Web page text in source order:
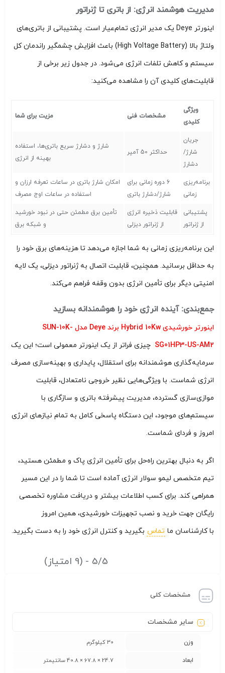
مدیریت هوشمند انرژی: از باتری تا ژنراتور
اینورتر Deye یک مدیر انرژی تمام‌عیار است. پشتیبانی از باتری‌های
ولتاژ بالا (High Voltage Battery) باعث افزایش چشمگیر راندمان کل
سیستم و کاهش تلفات انرژی می‌شود. در جدول زیر برخی از
قابلیت‌های کلیدی آن را مشاهده می‌کنید:
ویژگی
کلیدی
مشخصات فنی مزیت برای شما
جریان
شارژ/
دشارژ
حداکثر 50 آمپر
شارژ و دشارژ سریع باتری‌ها، استفاده
بهینه از انرژی
برنامه‌ریزی
زمانی
6 دوره زمانی برای
شارژ/دشارژ باتری
امکان شارژ باتری در ساعات تعرفه ارزان و
استفاده در ساعات اوج مصرف
پشتیبانی
از ژنراتور
قابلیت ذخیره انرژی
از ژنراتور دیزلی
تأمین برق مطمئن حتی در نبود خورشید
و شبکه برق
این برنامه‌ریزی زمانی به شما اجازه می‌دهد تا هزینه‌های برق خود را
به حداقل برسانید. همچنین، قابلیت اتصال به ژنراتور دیزلی، یک لایه
امنیتی دیگر برای تأمین انرژی بدون وقفه فراهم می‌کند.
جمع‌بندی: آینده انرژی خود را هوشمندانه بسازید
اینورتر خورشیدی Hybrid 10Kw برند Deye مدل SUN-10K-
SG01HP3-US-AM2 چیزی فراتر از یک اینورتر معمولی است؛ این یک
سرمایه‌گذاری هوشمندانه برای استقلال، پایداری و بهینه‌سازی مصرف
انرژی شماست. با ویژگی‌هایی نظیر خروجی نامتعادل، قابلیت
موازی‌سازی گسترده، مدیریت پیشرفته باتری و سازگاری با
سیستم‌های موجود، این دستگاه پاسخی کامل به تمام نیازهای انرژی
امروز و فردای شماست.
اگر به دنبال بهترین راه‌حل برای تأمین انرژی پاک و مطمئن هستید،
تیم متخصص لیمو سولار انرژی آماده است تا شما را در این مسیر
همراهی کند. برای کسب اطلاعات بیشتر و دریافت مشاوره تخصصی
رایگان جهت خرید و نصب تجهیزات خورشیدی، همین امروز
با کارشناسان ما تماس بگیرید و کنترل انرژی خود را به دست بگیرید.
5/5 - (9 امتیاز)
مشخصات کلی
سایر مشخصات
وزن 30 کیلوگرم
ابعاد 24.7 × 67.8 × 40.8 سانتیمتر